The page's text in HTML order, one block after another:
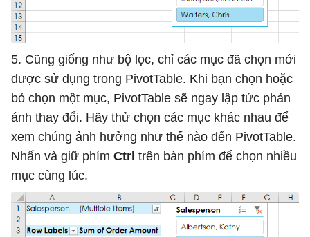
5. Cũng giống như bộ lọc, chỉ các mục đã chọn mới
được sử dụng trong PivotTable. Khi bạn chọn hoặc
bỏ chọn một mục, PivotTable sẽ ngay lập tức phản
ánh thay đổi. Hãy thử chọn các mục khác nhau để
xem chúng ảnh hưởng như thế nào đến PivotTable.
Nhấn và giữ phím Ctrl trên bàn phím để chọn nhiều
mục cùng lúc.